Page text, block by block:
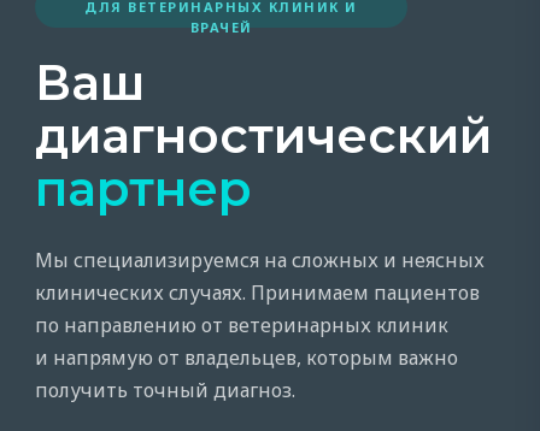
Ваш
диагностический
партнер
Мы специализируемся на сложных и неясных
клинических случаях. Принимаем пациентов
по направлению от ветеринарных клиник
и напрямую от владельцев, которым важно
получить точный диагноз.
ДЛЯ ВЕТЕРИНАРНЫХ КЛИНИК И
ВРАЧЕЙ